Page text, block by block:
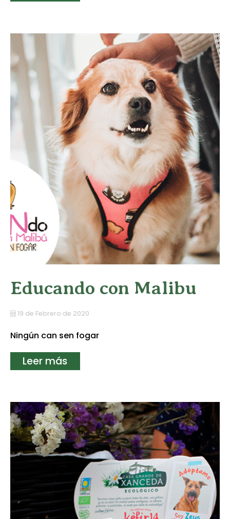
Educando con Malibu
19 de Febrero de 2020
Ningún can sen fogar
Leer más